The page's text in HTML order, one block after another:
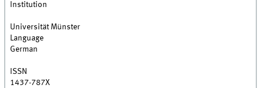
Institution
Universität Münster
Language
German
ISSN
1437-787X